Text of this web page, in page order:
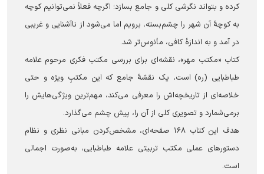
کرده و بتواند نگرشی کلی و جامع بسازد؛ اگرچه فعلاً نمی‌توانیم کوچه‌
به‌ کوچۀ آن شهر را چشم‌بسته، برویم اما می‌شود از ناآشنایی و غریبی
در آمد و به اندازۀ کافی، مأنوس‌تر شد.
کتاب «مکتب مهر»، نقشه‌ای‌ برای بررسی مکتب فکری مرحوم علامه
طباطبایی (ره) است، یک نقشۀ جامع که این مکتبِ ویژه و حتی
خلاصه‌ای از تاریخچه‌اش را معرفی می‌کند، مهم‌ترین ویژگی‌هایش را
برمی‌شمارد و تصویری کلی از آن را، پیش چشم می‌گذارد.
هدف این کتاب ۱۶۸ صفحه‌ای، مشخص‌کردن مبانی نظری و نظام
دستورهای عملی مکتب تربیتی علامه طباطبایی، به‌صورت اجمالی
ا‌ست.